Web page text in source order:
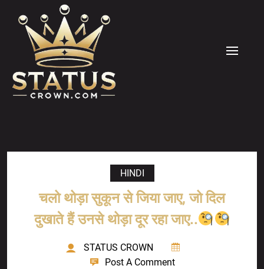
content
MENU
HINDI
चलो थोड़ा सुकून से जिया जाए, जो दिल
दुखाते हैं उनसे थोड़ा दूर रहा जाए..
STATUS CROWN
Post A Comment